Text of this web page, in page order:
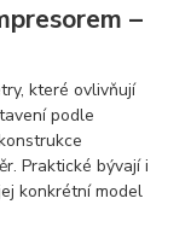
–
které ovlivňují
podle
Praktické bývají i
konkrétní model